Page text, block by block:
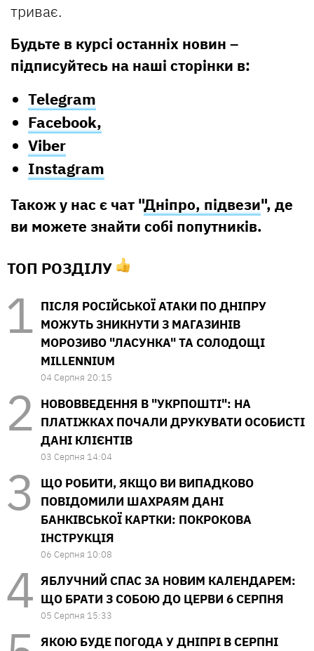
триває.
Будьте в курсі останніх новин –
підписуйтесь на наші сторінки в:
Telegram
Facebook,
Viber
Instagram
Також у нас є чат "Дніпро, підвези", де
ви можете знайти собі попутників.
ТОП РОЗДІЛУ
ПІСЛЯ РОСІЙСЬКОЇ АТАКИ ПО ДНІПРУ
МОЖУТЬ ЗНИКНУТИ З МАГАЗИНІВ
МОРОЗИВО "ЛАСУНКА" ТА СОЛОДОЩІ
MILLENNIUM
04 Серпня 20:15
НОВОВВЕДЕННЯ В "УКРПОШТІ": НА
ПЛАТІЖКАХ ПОЧАЛИ ДРУКУВАТИ ОСОБИСТІ
ДАНІ КЛІЄНТІВ
03 Серпня 14:04
ЩО РОБИТИ, ЯКЩО ВИ ВИПАДКОВО
ПОВІДОМИЛИ ШАХРАЯМ ДАНІ
БАНКІВСЬКОЇ КАРТКИ: ПОКРОКОВА
ІНСТРУКЦІЯ
06 Серпня 10:08
ЯБЛУЧНИЙ СПАС ЗА НОВИМ КАЛЕНДАРЕМ:
ЩО БРАТИ З СОБОЮ ДО ЦЕРВИ 6 СЕРПНЯ
05 Серпня 15:33
ЯКОЮ БУДЕ ПОГОДА У ДНІПРІ В СЕРПНІ